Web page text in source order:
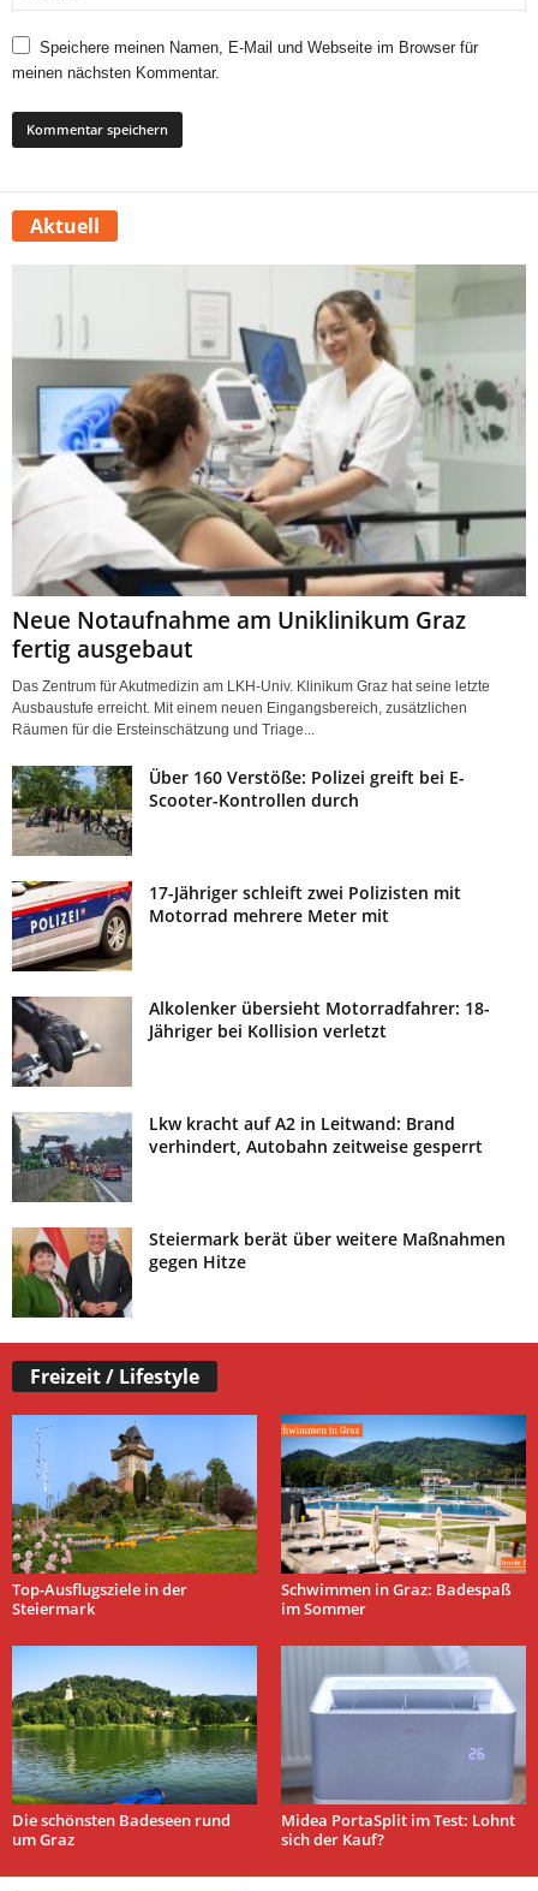
Speichere meinen Namen, E-Mail und Webseite im Browser für
meinen nächsten Kommentar.
Aktuell
Neue Notaufnahme am Uniklinikum Graz
fertig ausgebaut
Das Zentrum für Akutmedizin am LKH-Univ. Klinikum Graz hat seine letzte
Ausbaustufe erreicht. Mit einem neuen Eingangsbereich, zusätzlichen
Räumen für die Ersteinschätzung und Triage...
Über 160 Verstöße: Polizei greift bei E-
Scooter-Kontrollen durch
17-Jähriger schleift zwei Polizisten mit
Motorrad mehrere Meter mit
Alkolenker übersieht Motorradfahrer: 18-
Jähriger bei Kollision verletzt
Lkw kracht auf A2 in Leitwand: Brand
verhindert, Autobahn zeitweise gesperrt
Steiermark berät über weitere Maßnahmen
gegen Hitze
Freizeit / Lifestyle
Top-Ausflugsziele in der
Steiermark
Schwimmen in Graz: Badespaß
im Sommer
Die schönsten Badeseen rund
um Graz
Midea PortaSplit im Test: Lohnt
sich der Kauf?